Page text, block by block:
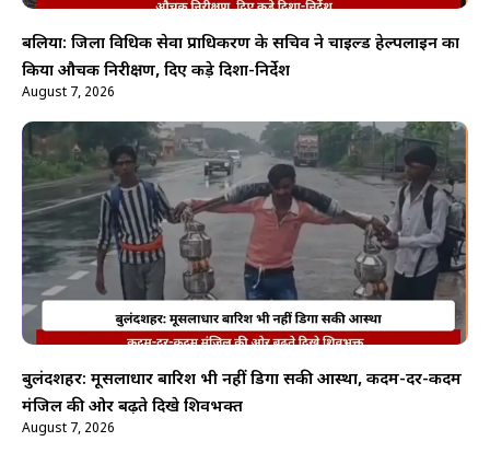
बलिया: जिला विधिक सेवा प्राधिकरण के सचिव ने चाइल्ड हेल्पलाइन का
किया औचक निरीक्षण, दिए कड़े दिशा-निर्देश
August 7, 2026
बुलंदशहर: मूसलाधार बारिश भी नहीं डिगा सकी आस्था, कदम-दर-कदम
मंजिल की ओर बढ़ते दिखे शिवभक्त
August 7, 2026